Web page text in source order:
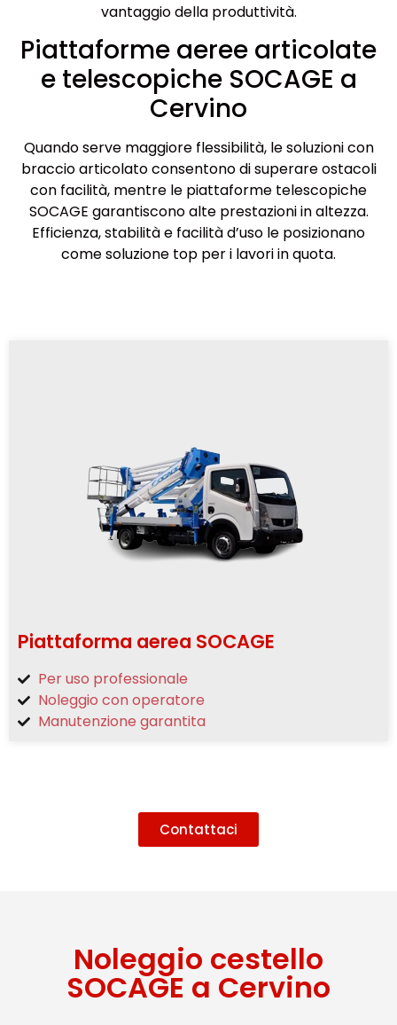
vantaggio della produttività.
Piattaforme aeree articolate
e telescopiche SOCAGE a
Cervino
Quando serve maggiore flessibilità, le soluzioni con
braccio articolato consentono di superare ostacoli
con facilità, mentre le piattaforme telescopiche
SOCAGE garantiscono alte prestazioni in altezza.
Efficienza, stabilità e facilità d’uso le posizionano
come soluzione top per i lavori in quota.
Piattaforma aerea SOCAGE
Per uso professionale
Noleggio con operatore
Manutenzione garantita
Contattaci
Noleggio cestello
SOCAGE a Cervino